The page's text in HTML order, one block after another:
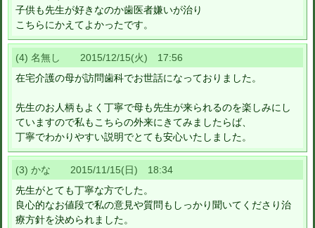
子供も先生が好きなのか歯医者嫌いが治り
こちらにかえてよかったです。
(4) 名無し 2015/12/15(火) 17:56
在宅介護の母が訪問歯科でお世話になっておりました。
先生のお人柄もよく丁寧で母も先生が来られるのを楽しみにし
ていますので私もこちらの外来にきてみましたらば、
丁寧でわかりやすい説明でとても安心いたしました。
(3) かな 2015/11/15(日) 18:34
先生がとても丁寧な方でした。
良心的なお値段で私の意見や質問もしっかり聞いてくださり治
療方針を決められました。